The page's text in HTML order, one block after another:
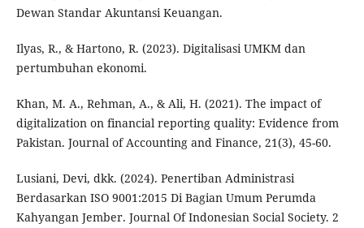
Dewan Standar Akuntansi Keuangan.
Ilyas, R., & Hartono, R. (2023). Digitalisasi UMKM dan
pertumbuhan ekonomi.
Khan, M. A., Rehman, A., & Ali, H. (2021). The impact of
digitalization on financial reporting quality: Evidence from
Pakistan. Journal of Accounting and Finance, 21(3), 45-60.
Lusiani, Devi, dkk. (2024). Penertiban Administrasi
Berdasarkan ISO 9001:2015 Di Bagian Umum Perumda
Kahyangan Jember. Journal Of Indonesian Social Society. 2